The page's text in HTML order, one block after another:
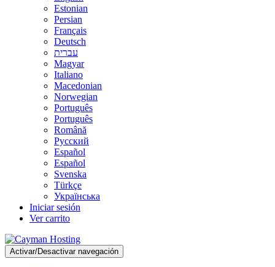
Estonian
Persian
Français
Deutsch
עברית
Magyar
Italiano
Macedonian
Norwegian
Português
Português
Română
Русский
Español
Español
Svenska
Türkçe
Українська
Iniciar sesión
Ver carrito
Activar/Desactivar navegación